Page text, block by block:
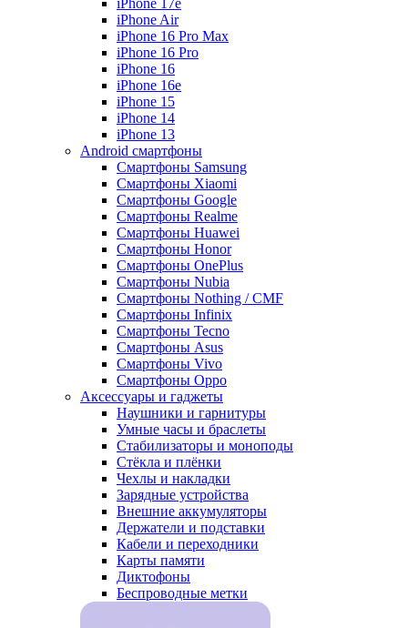
iPhone 17e
iPhone Air
iPhone 16 Pro Max
iPhone 16 Pro
iPhone 16
iPhone 16e
iPhone 15
iPhone 14
iPhone 13
Android cмартфоны
Смартфоны Samsung
Смартфоны Xiaomi
Смартфоны Google
Смартфоны Realme
Смартфоны Huawei
Смартфоны Honor
Смартфоны OnePlus
Смартфоны Nubia
Смартфоны Nothing / CMF
Смартфоны Infinix
Смартфоны Tecno
Смартфоны Asus
Смартфоны Vivo
Смартфоны Oppo
Аксессуары и гаджеты
Наушники и гарнитуры
Умные часы и браслеты
Стабилизаторы и моноподы
Стёкла и плёнки
Чехлы и накладки
Зарядные устройства
Внешние аккумуляторы
Держатели и подставки
Кабели и переходники
Карты памяти
Диктофоны
Беспроводные метки